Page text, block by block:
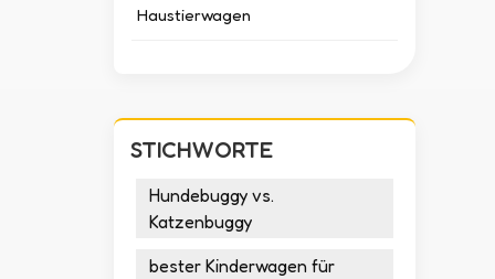
Haustierwagen
STICHWORTE
Hundebuggy vs.
Katzenbuggy
bester Kinderwagen für